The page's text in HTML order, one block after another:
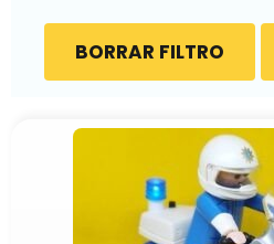
BORRAR FILTRO